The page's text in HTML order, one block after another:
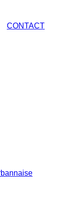
CONTACT